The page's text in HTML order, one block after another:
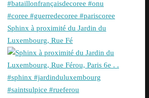
Sphinx à proximité du Jardin du
Luxembourg, Rue Fé